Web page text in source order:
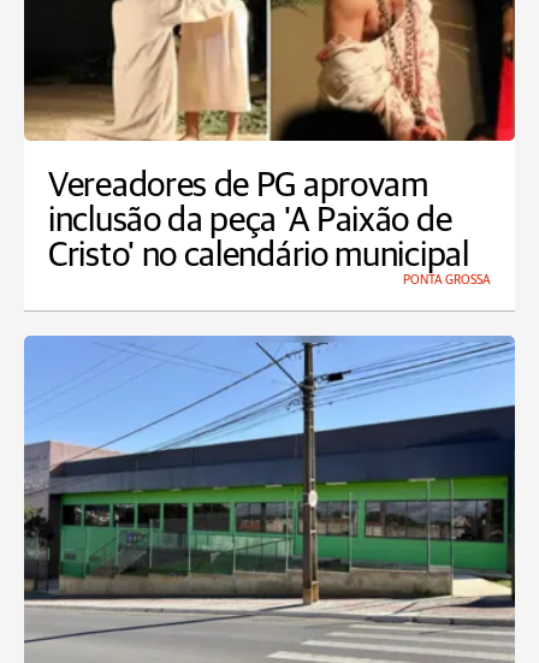
Vereadores de PG aprovam
inclusão da peça 'A Paixão de
Cristo' no calendário municipal
PONTA GROSSA